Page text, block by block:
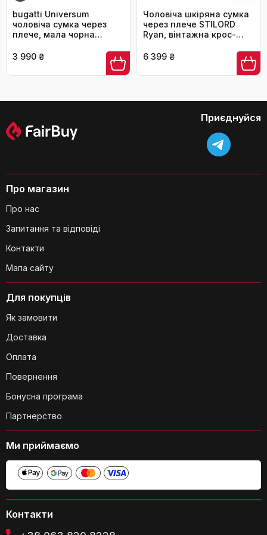
Що таке RFID-захист і для чого він
потрібен?
подорожей?
Чи є в сумці кишеня для пляшки з
водою?
bugatti Universum
чоловіча сумка через
плече, мала чорна
3 990 ₴
Чоловіча шкіряна сумка
через плече STILORD
Ryan, вінтажна крос-
месенджер, коричнева,
6 399 ₴
Контакти
Для покупців
Як замовити
Доставка
Оплата
Повернення
Бонусна програма
Партнерство
Про магазин
Про нас
Запитання та відповіді
Контакти
Мапа сайту
Приєднуйся
Ми приймаємо